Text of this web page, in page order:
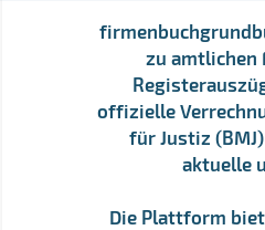
zu amtlichen
offizielle
für Justiz
aktuelle
Die Plattform